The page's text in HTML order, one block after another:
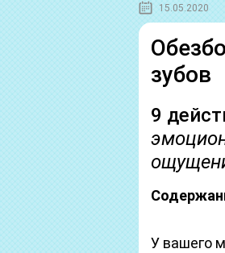
15.05.2020
зубов
9
У вашего